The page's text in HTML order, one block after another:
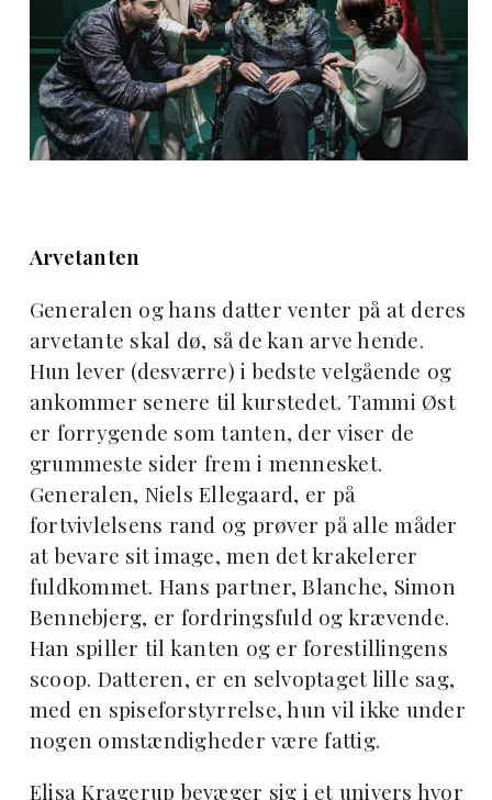
Arvetanten
Generalen og hans datter venter på at deres
arvetante skal dø, så de kan arve hende.
Hun lever (desværre) i bedste velgående og
ankommer senere til kurstedet. Tammi Øst
er forrygende som tanten, der viser de
grummeste sider frem i mennesket.
Generalen, Niels Ellegaard, er på
fortvivlelsens rand og prøver på alle måder
at bevare sit image, men det krakelerer
fuldkommet. Hans partner, Blanche, Simon
Bennebjerg, er fordringsfuld og krævende.
Han spiller til kanten og er forestillingens
scoop. Datteren, er en selvoptaget lille sag,
med en spiseforstyrrelse, hun vil ikke under
nogen omstændigheder være fattig.
Elisa Kragerup bevæger sig i et univers hvor